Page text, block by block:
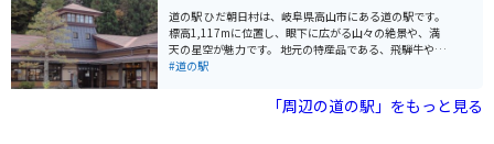
ます。 レストランでは、地元の食材を使った料理が楽し
め、お土産コーナーでは、飛騨高山ならではのお土産が
購入できます。また、日帰り温泉施設「ひだ流葉温泉 お
うりゃ」も併設しており、旅の疲れを癒すことができま
ーブや勾配が多いので、運転には注意が必要です。 周辺
道の駅 ひだ朝日村は、岐阜県高山市にある道の駅です。
標高1,117mに位置し、眼下に広がる山々の絶景や、満
天の星空が魅力です。 地元の特産品である、飛騨牛や野
菜を使った料理が楽しめるレストランや、お土産コーナ
泉」も併設しており、旅の疲れを癒すことができます。
バイクで訪れる際は、山岳道路を走行するため、安全運
#道の駅
「周辺の道の駅」をもっと見る